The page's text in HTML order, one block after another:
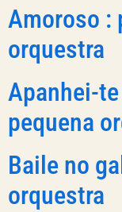
Amoroso :
orquestra
Apanhei-
pequena
Baile no
orquestra